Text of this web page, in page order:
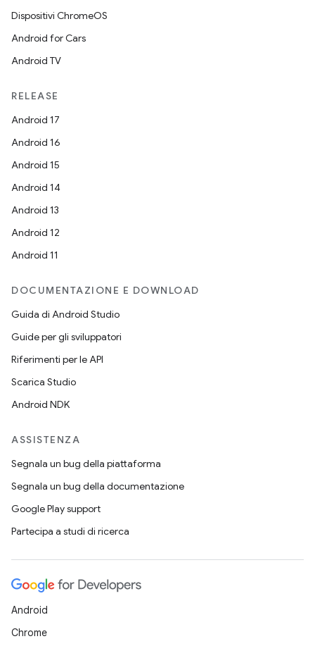
Dispositivi ChromeOS
Android for Cars
Android TV
RELEASE
Android 17
Android 16
Android 15
Android 14
Android 13
Android 12
Android 11
DOCUMENTAZIONE E DOWNLOAD
Guida di Android Studio
Guide per gli sviluppatori
Riferimenti per le API
Scarica Studio
Android NDK
ASSISTENZA
Segnala un bug della piattaforma
Segnala un bug della documentazione
Google Play support
Partecipa a studi di ricerca
Android
Chrome